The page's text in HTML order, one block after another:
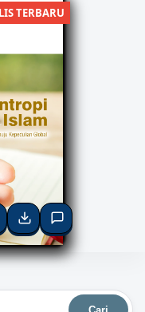
TERBARU
Cari